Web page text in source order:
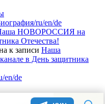
ru/en/de
НОВОРОССИЯ на
Отечества!
к записи Наша
в День защитника
en/de